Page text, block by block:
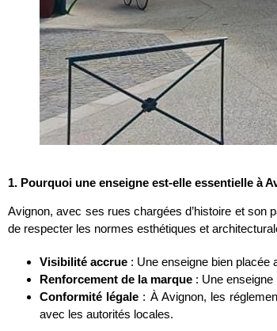
1. Pourquoi une enseigne est-elle essentielle à
Avignon, avec ses rues chargées d’histoire et son
de respecter les normes esthétiques et
Visibilité accrue : Une enseigne bien placée
Renforcement de la marque : Une enseigne
Conformité légale : À Avignon, les
avec les autorités locales.